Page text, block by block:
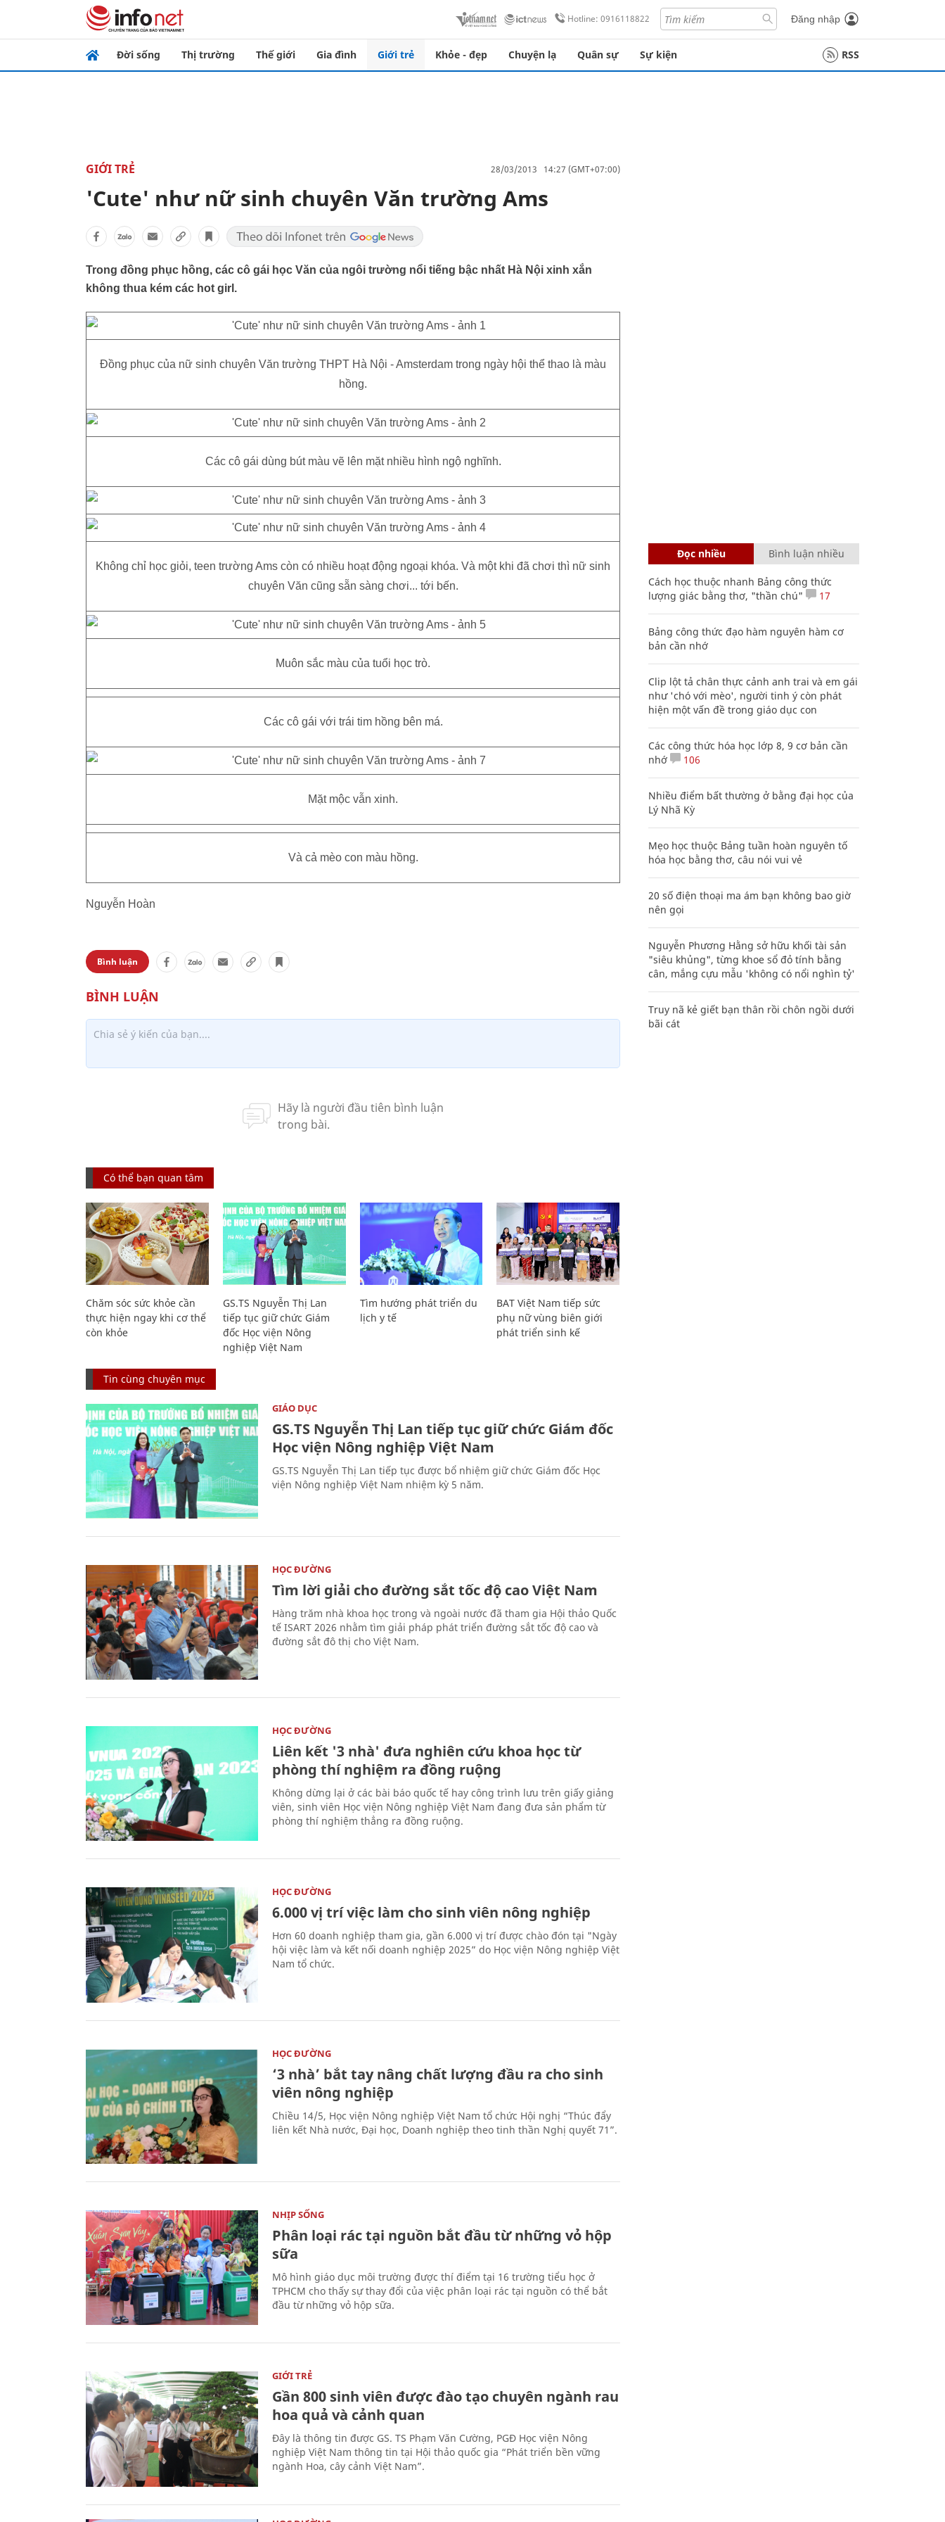
Hotline: 0916118822 Đăng nhập
Đời sống Thị trường Thế giới Gia đình Giới trẻ Khỏe - đẹp Chuyện lạ Quân sự Sự kiện RSS
GIỚI TRẺ 28/03/2013 14:27 (GMT+07:00)
'Cute' như nữ sinh chuyên Văn trường Ams
Trong đồng phục hồng, các cô gái học Văn của ngôi trường nổi tiếng bậc nhất Hà Nội xinh xắn
không thua kém các hot girl.
Đồng phục của nữ sinh chuyên Văn trường THPT Hà Nội - Amsterdam trong ngày hội thể thao là màu
hồng.
Các cô gái dùng bút màu vẽ lên mặt nhiều hình ngộ nghĩnh.
Không chỉ học giỏi, teen trường Ams còn có nhiều hoạt động ngoại khóa. Và một khi đã chơi thì nữ sinh
chuyên Văn cũng sẵn sàng chơi... tới bến.
Muôn sắc màu của tuổi học trò.
Các cô gái với trái tim hồng bên má.
Mặt mộc vẫn xinh.
Và cả mèo con màu hồng.
Nguyễn Hoàn
Bình luận
Có thể bạn quan tâm
Chăm sóc sức khỏe cần
thực hiện ngay khi cơ thể
còn khỏe
GS.TS Nguyễn Thị Lan
tiếp tục giữ chức Giám
đốc Học viện Nông
nghiệp Việt Nam
Tìm hướng phát triển du
lịch y tế
BAT Việt Nam tiếp sức
phụ nữ vùng biên giới
phát triển sinh kế
Tin cùng chuyên mục
GIÁO DỤC
GS.TS Nguyễn Thị Lan tiếp tục giữ chức Giám đốc
Học viện Nông nghiệp Việt Nam
GS.TS Nguyễn Thị Lan tiếp tục được bổ nhiệm giữ chức Giám đốc Học
viện Nông nghiệp Việt Nam nhiệm kỳ 5 năm.
HỌC ĐƯỜNG
Tìm lời giải cho đường sắt tốc độ cao Việt Nam
Hàng trăm nhà khoa học trong và ngoài nước đã tham gia Hội thảo Quốc
tế ISART 2026 nhằm tìm giải pháp phát triển đường sắt tốc độ cao và
đường sắt đô thị cho Việt Nam.
HỌC ĐƯỜNG
Liên kết '3 nhà' đưa nghiên cứu khoa học từ
phòng thí nghiệm ra đồng ruộng
Không dừng lại ở các bài báo quốc tế hay công trình lưu trên giấy giảng
viên, sinh viên Học viện Nông nghiệp Việt Nam đang đưa sản phẩm từ
phòng thí nghiệm thẳng ra đồng ruộng.
HỌC ĐƯỜNG
6.000 vị trí việc làm cho sinh viên nông nghiệp
Hơn 60 doanh nghiệp tham gia, gần 6.000 vị trí được chào đón tại "Ngày
hội việc làm và kết nối doanh nghiệp 2025” do Học viện Nông nghiệp Việt
Nam tổ chức.
HỌC ĐƯỜNG
‘3 nhà’ bắt tay nâng chất lượng đầu ra cho sinh
viên nông nghiệp
Chiều 14/5, Học viện Nông nghiệp Việt Nam tổ chức Hội nghị “Thúc đẩy
liên kết Nhà nước, Đại học, Doanh nghiệp theo tinh thần Nghị quyết 71”.
NHỊP SỐNG
Phân loại rác tại nguồn bắt đầu từ những vỏ hộp
sữa
Mô hình giáo dục môi trường được thí điểm tại 16 trường tiểu học ở
TPHCM cho thấy sự thay đổi của việc phân loại rác tại nguồn có thể bắt
đầu từ những vỏ hộp sữa.
GIỚI TRẺ
Gần 800 sinh viên được đào tạo chuyên ngành rau
hoa quả và cảnh quan
Đây là thông tin được GS. TS Phạm Văn Cường, PGĐ Học viện Nông
nghiệp Việt Nam thông tin tại Hội thảo quốc gia “Phát triển bền vững
ngành Hoa, cây cảnh Việt Nam”.
Đọc nhiều Bình luận nhiều
Cách học thuộc nhanh Bảng công thức
lượng giác bằng thơ, "thần chú"
17
Bảng công thức đạo hàm nguyên hàm cơ
bản cần nhớ
Clip lột tả chân thực cảnh anh trai và em gái
như 'chó với mèo', người tinh ý còn phát
hiện một vấn đề trong giáo dục con
Các công thức hóa học lớp 8, 9 cơ bản cần
nhớ
106
Nhiều điểm bất thường ở bằng đại học của
Lý Nhã Kỳ
Mẹo học thuộc Bảng tuần hoàn nguyên tố
hóa học bằng thơ, câu nói vui vẻ
20 số điện thoại ma ám bạn không bao giờ
nên gọi
Nguyễn Phương Hằng sở hữu khối tài sản
"siêu khủng", từng khoe sổ đỏ tính bằng
cân, mắng cựu mẫu 'không có nổi nghìn tỷ'
Truy nã kẻ giết bạn thân rồi chôn ngồi dưới
bãi cát